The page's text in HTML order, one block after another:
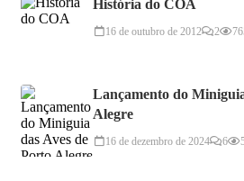
História do COA
16 de outubro de 2012 2
Lançamento do
Alegre
16 de dezembro de 2024 6